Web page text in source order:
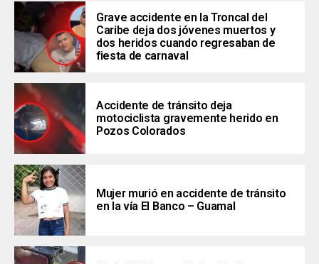
Grave accidente en la Troncal del
Caribe deja dos jóvenes muertos y
dos heridos cuando regresaban de
fiesta de carnaval
Accidente de tránsito deja
motociclista gravemente herido en
Pozos Colorados
Mujer murió en accidente de tránsito
en la vía El Banco – Guamal